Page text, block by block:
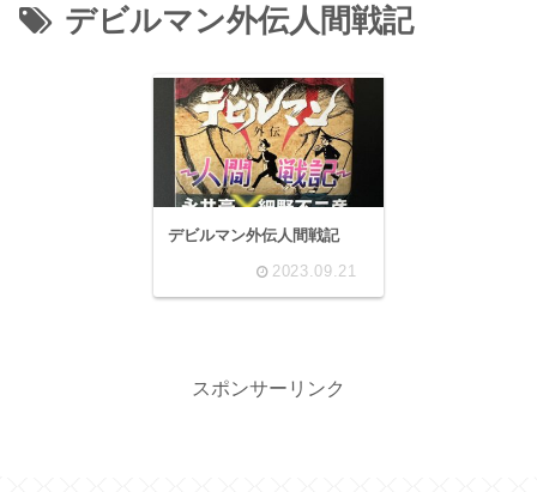
デビルマン外伝人間戦記
デビルマン外伝人間戦記
2023.09.21
スポンサーリンク